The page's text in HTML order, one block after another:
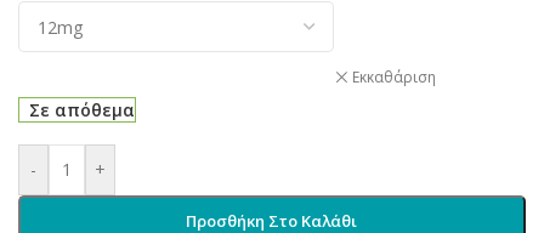
Εκκαθάριση
Σε απόθεμα
- +
Προσθήκη Στο Καλάθι